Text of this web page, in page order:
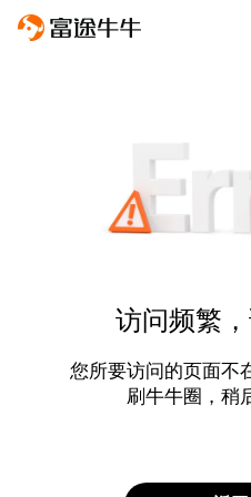
访问频繁
您所要访问的页面不
刷牛牛圈，稍